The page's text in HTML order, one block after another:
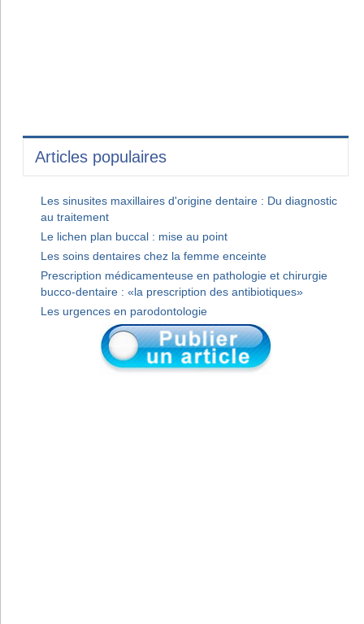
Articles populaires
Les sinusites maxillaires d'origine dentaire : Du diagnostic
au traitement
Le lichen plan buccal : mise au point
Les soins dentaires chez la femme enceinte
Prescription médicamenteuse en pathologie et chirurgie
bucco-dentaire : «la prescription des antibiotiques»
Les urgences en parodontologie